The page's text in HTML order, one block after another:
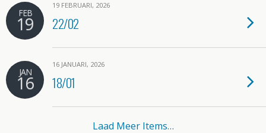
FEB
19
19 FEBRUARI, 2026
22/02
JAN
16
16 JANUARI, 2026
18/01
Laad Meer Items…